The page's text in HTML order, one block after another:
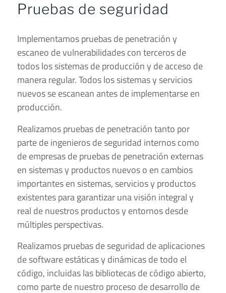
Pruebas de seguridad
Implementamos pruebas de penetración y
escaneo de vulnerabilidades con terceros de
todos los sistemas de producción y de acceso de
manera regular. Todos los sistemas y servicios
nuevos se escanean antes de implementarse en
producción.
Realizamos pruebas de penetración tanto por
parte de ingenieros de seguridad internos como
de empresas de pruebas de penetración externas
en sistemas y productos nuevos o en cambios
importantes en sistemas, servicios y productos
existentes para garantizar una visión integral y
real de nuestros productos y entornos desde
múltiples perspectivas.
Realizamos pruebas de seguridad de aplicaciones
de software estáticas y dinámicas de todo el
código, incluidas las bibliotecas de código abierto,
como parte de nuestro proceso de desarrollo de